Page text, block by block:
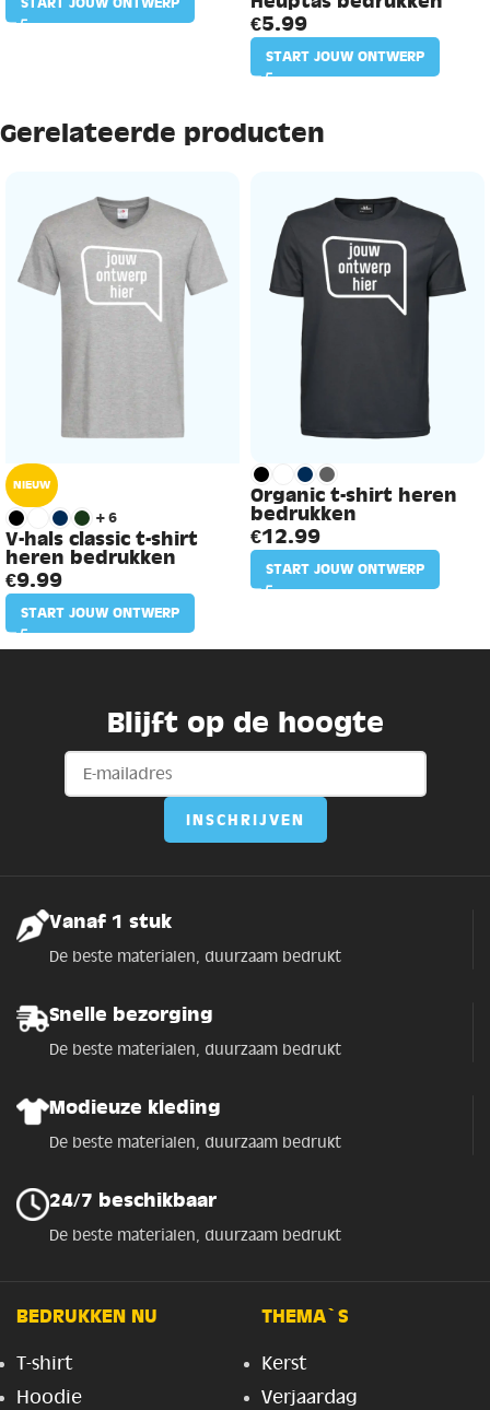
€5.99
START JOUW ONTWERP
Gerelateerde producten
NIEUW
+6
V-hals classic t-shirt
heren bedrukken
€9.99
START JOUW ONTWERP
Organic t-shirt heren
bedrukken
€12.99
START JOUW ONTWERP
Blijft op de hoogte
Vanaf 1 stuk
De beste materialen, duurzaam bedrukt
Snelle bezorging
De beste materialen, duurzaam bedrukt
Modieuze kleding
De beste materialen, duurzaam bedrukt
24/7 beschikbaar
De beste materialen, duurzaam bedrukt
BEDRUKKEN NU
T-shirt
Hoodie
THEMA`S
Kerst
Verjaardag